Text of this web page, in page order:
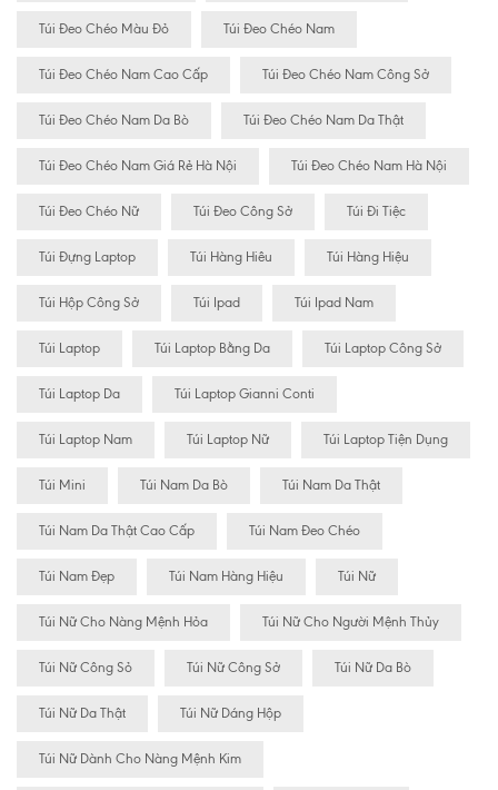
Túi Đeo Chéo Màu Đỏ Túi Đeo Chéo Nam
Túi Đeo Chéo Nam Cao Cấp Túi Đeo Chéo Nam Công Sở
Túi Đeo Chéo Nam Da Bò Túi Đeo Chéo Nam Da Thật
Túi Đeo Chéo Nam Giá Rẻ Hà Nội Túi Đeo Chéo Nam Hà Nội
Túi Đeo Chéo Nữ Túi Đeo Công Sở Túi Đi Tiệc
Túi Đựng Laptop Túi Hàng Hiêu Túi Hàng Hiệu
Túi Hộp Công Sở Túi Ipad Túi Ipad Nam
Túi Laptop Túi Laptop Bằng Da Túi Laptop Công Sở
Túi Laptop Da Túi Laptop Gianni Conti
Túi Laptop Nam Túi Laptop Nữ Túi Laptop Tiện Dụng
Túi Mini Túi Nam Da Bò Túi Nam Da Thật
Túi Nam Da Thật Cao Cấp Túi Nam Đeo Chéo
Túi Nam Đẹp Túi Nam Hàng Hiệu Túi Nữ
Túi Nữ Cho Nàng Mệnh Hỏa Túi Nữ Cho Người Mệnh Thủy
Túi Nữ Công Sỏ Túi Nữ Công Sở Túi Nữ Da Bò
Túi Nữ Da Thật Túi Nữ Dáng Hộp
Túi Nữ Dành Cho Nàng Mệnh Kim